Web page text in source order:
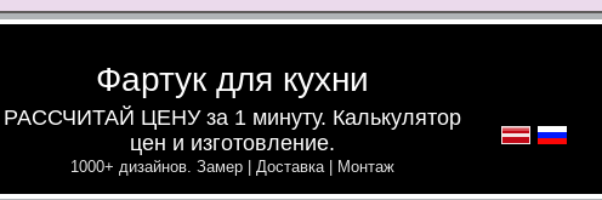
Фартук для кухни
РАССЧИТАЙ ЦЕНУ за 1 минуту. Калькулятор
цен и изготовление.
1000+ дизайнов. Замер | Доставка | Монтаж